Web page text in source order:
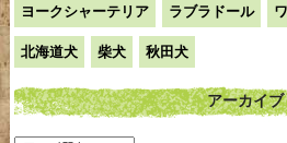
ヨークシャーテリア ラブラドール
北海道犬 柴犬 秋田犬
アーカイブ